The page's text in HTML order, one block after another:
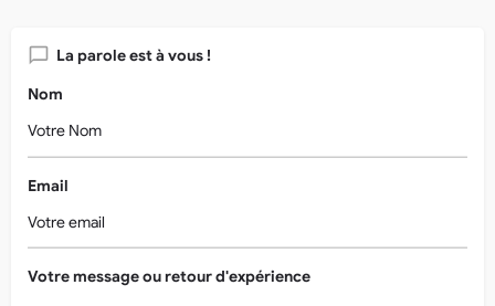
La parole est à vous !
Nom
Email
Votre message ou retour d'expérience